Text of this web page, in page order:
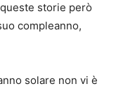
storie però
compleanno,
solare non vi è